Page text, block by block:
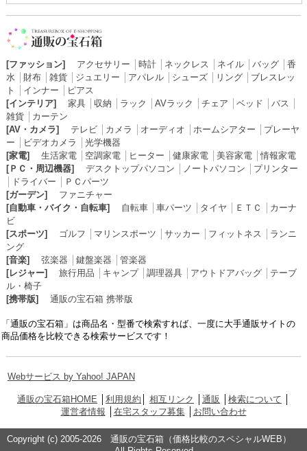
[ファッション] アクセサリー 時計│ ネックレス ネイル│ バッグ│ 香
水
財布│ 雑貨│ ジュエリー アパレル│ シューズ│ リング│ ブレスレッ
ト
インナー
ピアス
[インテリア]
家具│ 収納 ラック AVラック チェア ベッド バス
雑貨│ カーテン
[AV・カメラ]
テレビ│ カメラ オーディオ ホームシアター
プレーヤ
ー
ビデオカメラ
光学機器
[家電]
生活家電│ 空調家電│ ヒーター 健康家電│ 美容家電│情報家電
[ＰＣ・周辺機器]
デスクトップパソコン ノートパソコン
プリンター
ドライバー
ＰＣパーツ
[ガーデン]
ファニチャー
[自動車・バイク・自転車]
自転車│ 車パーツ タイヤ ＥＴＣ
カーナ
ビ
[スポーツ]
ゴルフ マリンスポーツ サッカー フィットネス
ランニ
ング
[音楽]
弦楽器 鍵盤楽器
管楽器
[レジャー]
旅行用品 キャンプ│ 調理器具│ アウトドアバッグ│ テーブ
ル・椅子
[携帯版]
通販の宝石箱 携帯版
「通販の宝石箱」は商品名・型番で検索すれば、一度に大手通販サイトの
商品価格を比較できる検索サービスです！
Webサービス by Yahoo! JAPAN
通販の宝石箱HOME 利用規約 相互リンク 通販 検索について
運営者情報
在宅スタッフ募集│ お問い合わせ
Copyright (c) 2005-2026 通販の宝石箱（価格比較のスペシャルWEB）